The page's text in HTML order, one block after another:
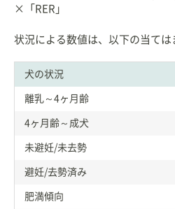
×「RER」
状況による数値は、以下の当ては
犬の状況
離乳～4ヶ月齢
4ヶ月齢～成犬
未避妊/未去勢
避妊/去勢済み
肥満傾向